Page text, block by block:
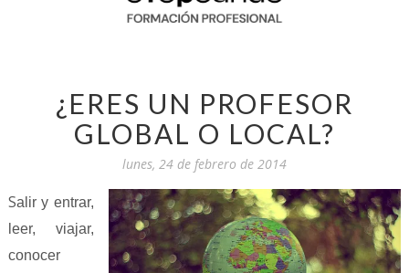
¿ERES UN PROFESOR
GLOBAL O LOCAL?
lunes, 24 de febrero de 2014
Salir y entrar,
leer, viajar,
conocer